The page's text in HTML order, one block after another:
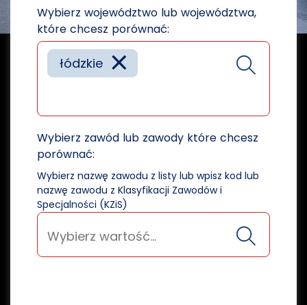
Wybierz województwo lub województwa,
które chcesz porównać:
×
łódzkie
Wybierz zawód lub zawody które chcesz
porównać:
Wybierz nazwę zawodu z listy lub wpisz kod lub
nazwę zawodu z Klasyfikacji Zawodów i
Specjalności (KZiS)